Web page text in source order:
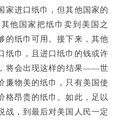
家进口纸巾，但其他国家的
他国家把纸巾卖到美国之
的纸巾可用。接下来，其他
纸巾，且进口纸巾的钱或许
将会出现这样的结果——世
廉物美的纸巾，只有美国使
格昂贵的纸巾。如此，足以
战，到最后对美国人民一定